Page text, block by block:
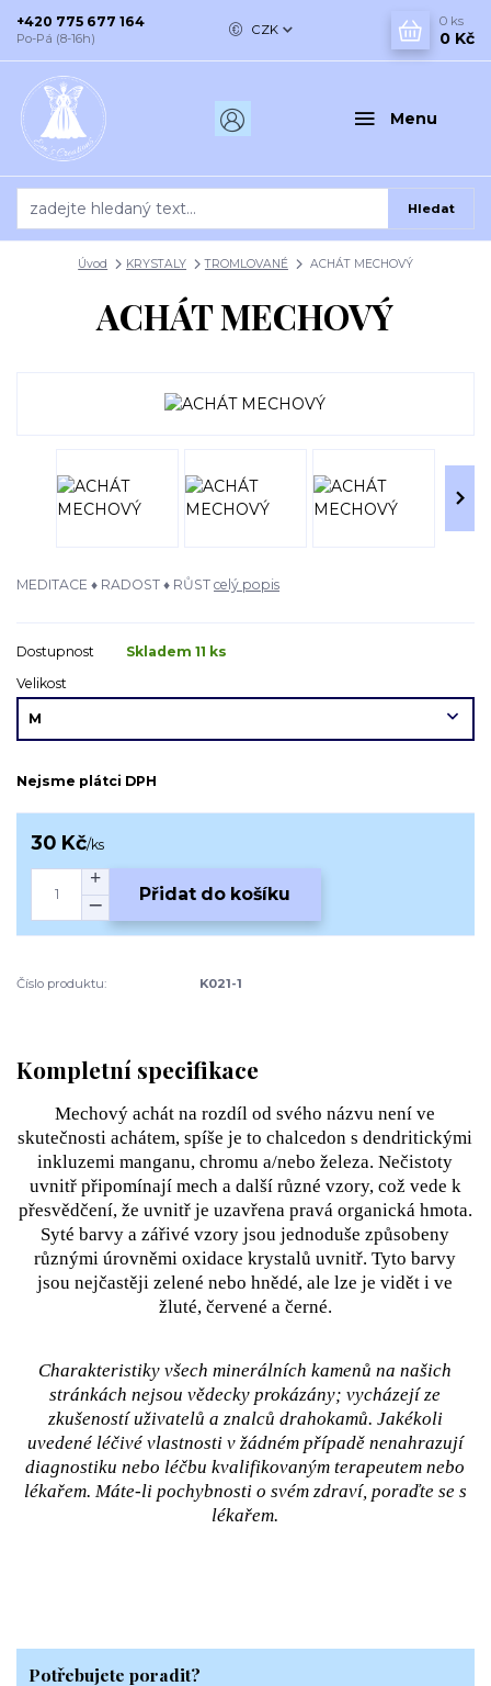
Menu
CZK
Hledat
+420 775 677 164
Po-Pá (8-16h)
0 ks
0 Kč
Úvod KRYSTALY TROMLOVANÉ ACHÁT MECHOVÝ
ACHÁT MECHOVÝ
MEDITACE ♦ RADOST ♦ RŮST celý popis
Dostupnost
Skladem 11 ks
Velikost
Nejsme plátci DPH
30 Kč/ks
Přidat do košíku
Číslo produktu: K021-1
Kompletní specifikace
Mechový achát na rozdíl od svého názvu není ve
skutečnosti achátem, spíše je to chalcedon s dendritickými
inkluzemi manganu, chromu a/nebo železa. Nečistoty
uvnitř připomínají mech a další různé vzory, což vede k
přesvědčení, že uvnitř je uzavřena pravá organická hmota.
Syté barvy a zářivé vzory jsou jednoduše způsobeny
různými úrovněmi oxidace krystalů uvnitř. Tyto barvy
jsou nejčastěji zelené nebo hnědé, ale lze je vidět i ve
žluté, červené a černé.
Charakteristiky všech minerálních kamenů na našich
stránkách nejsou vědecky prokázány; vycházejí ze
zkušeností uživatelů a znalců drahokamů. Jakékoli
uvedené léčivé vlastnosti v žádném případě nenahrazují
diagnostiku nebo léčbu kvalifikovaným terapeutem nebo
lékařem. Máte-li pochybnosti o svém zdraví, poraďte se s
lékařem.
Potřebujete poradit?